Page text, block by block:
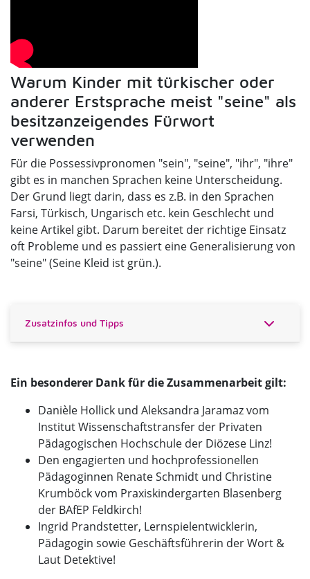
Warum Kinder mit türkischer oder
anderer Erstsprache meist "seine" als
besitzanzeigendes Fürwort
verwenden
Für die Possessivpronomen "sein", "seine", "ihr", "ihre"
gibt es in manchen Sprachen keine Unterscheidung.
Der Grund liegt darin, dass es z.B. in den Sprachen
Farsi, Türkisch, Ungarisch etc. kein Geschlecht und
keine Artikel gibt. Darum bereitet der richtige Einsatz
oft Probleme und es passiert eine Generalisierung von
"seine" (Seine Kleid ist grün.).
Zusatzinfos und Tipps
Ein besonderer Dank für die Zusammenarbeit gilt:
Danièle Hollick und Aleksandra Jaramaz vom
Institut Wissenschaftstransfer der Privaten
Pädagogischen Hochschule der Diözese Linz!
Den engagierten und hochprofessionellen
Pädagoginnen Renate Schmidt und Christine
Krumböck vom Praxiskindergarten Blasenberg
der BAfEP Feldkirch!
Ingrid Prandstetter, Lernspielentwicklerin,
Pädagogin sowie Geschäftsführerin der Wort &
Laut Detektive!